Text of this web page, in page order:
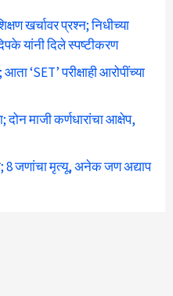
खर्चावर प्रश्न; निधीच्या
यांनी दिले स्पष्टीकरण
‘SET’ परीक्षाही आरोपींच्या
दोन माजी कर्णधारांचा आक्षेप,
8 जणांचा मृत्यू, अनेक जण अद्याप